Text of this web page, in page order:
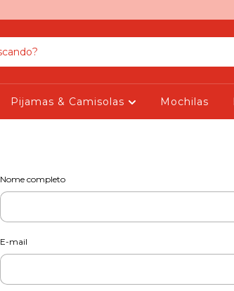
Pijamas & Camisolas Mochilas
Nome completo
E-mail